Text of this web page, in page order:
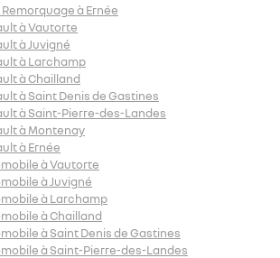
à Ernée
à Vautorte
à Juvigné
à Larchamp
à Chailland
à Saint Denis de Gastines
à Saint-Pierre-des-Landes
à Montenay
à Ernée
à Vautorte
à Juvigné
à Larchamp
à Chailland
à Saint Denis de Gastines
à Saint-Pierre-des-Landes